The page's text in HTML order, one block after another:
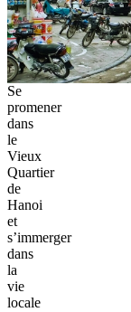
Se
promener
dans
le
Vieux
Quartier
de
Hanoi
et
s’immerger
dans
la
vie
locale